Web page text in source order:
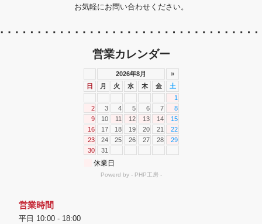
お気軽にお問い合わせください。
営業カレンダー
営業時間
平日 10:00 - 18:00